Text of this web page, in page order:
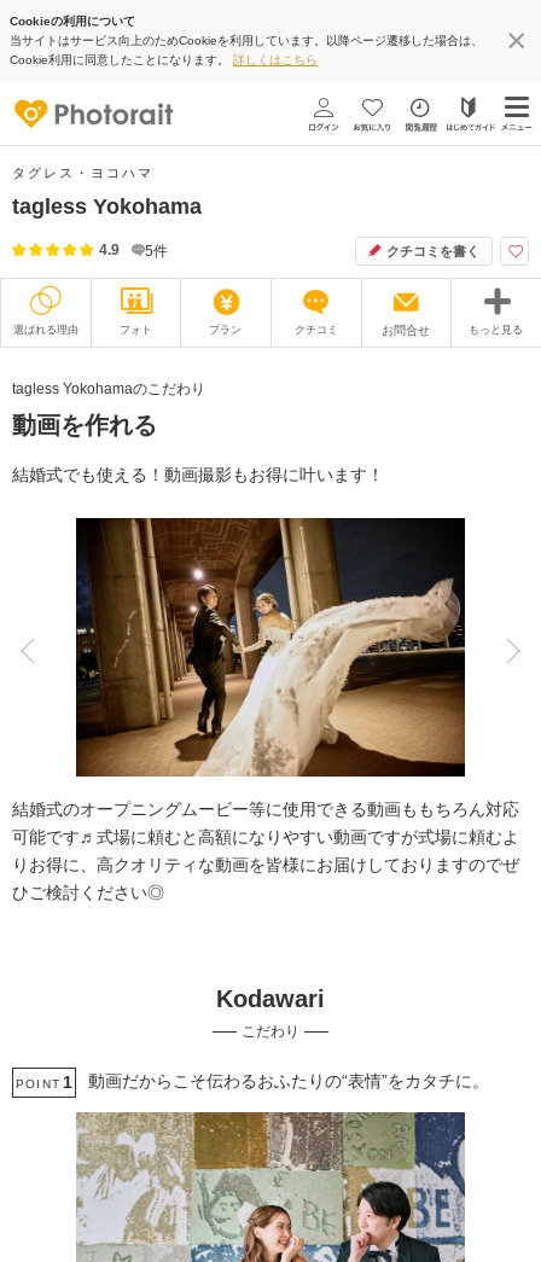
Cookieの利用について
当サイトはサービス向上のためCookieを利用しています。以降ページ遷移した場合は、
Cookie利用に同意したことになります。 詳しくはこちら
タグレス・ヨコハマ
tagless Yokohama
4.9 5件 クチコミを書く
選ばれる理由 フォト プラン クチコミ お問合せ もっと見る
衣装
オプション ブログ
アクセス/TEL スタジオトップ
こだわりポイント
自慢の修正技術
3万円以下のプラン
プロポーズサプライズ
tagless Yokohamaのこだわり
動画を作れる
結婚式でも使える！動画撮影もお得に叶います！
結婚式のオープニングムービー等に使用できる動画ももちろん対応
可能です♬式場に頼むと高額になりやすい動画ですが式場に頼むよ
りお得に、高クオリティな動画を皆様にお届けしておりますのでぜ
ひご検討ください◎
Kodawari
こだわり
POINT 1 動画だからこそ伝わるおふたりの“表情”をカタチに。